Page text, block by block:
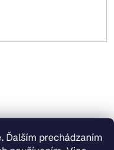
Ďalším prechádzaním
399 Pracovné dni od